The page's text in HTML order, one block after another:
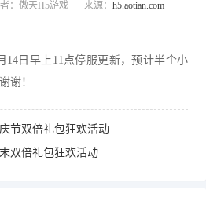
：傲天H5游戏 来源： h5.aotian.com
日早上11点停服更新，预计半个小
谢！
节双倍礼包狂欢活动
双倍礼包狂欢活动